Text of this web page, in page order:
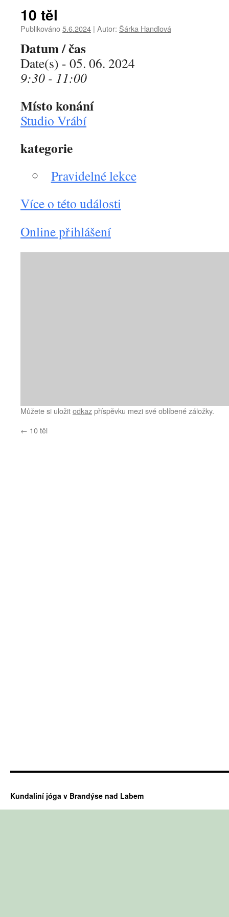
10 těl
Publikováno5.6.2024 | Autor: Šárka Handlová
Datum / čas
Date(s) - 05. 06. 2024
9:30 - 11:00
Místo konání
Studio Vrábí
kategorie
Pravidelné lekce
Více o této události
Online přihlášení
Můžete si uložitodkazpříspěvku mezi své oblíbené záložky.
← 10 těl
Kundaliní jóga v Brandýse nad Labem